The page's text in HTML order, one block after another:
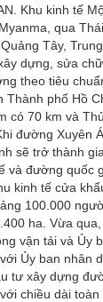
Khu kinh tế
qua
Tây,
dựng, sửa
theo tiêu
Thành phố Hồ
có 70 km và
đường Xuyên
sẽ trở thành
và đường quốc
kinh tế cửa
100.000
ha. Vừa
vận tải và Ủy
Ủy ban nhân
tư xây dựng
chiều dài